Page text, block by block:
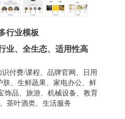
行业模板
业、全生态、适用性高
付费/课程、品牌官网、日用
肤、生鲜蔬果、家电办公、鲜
饰品、旅游、机械设备、教育
茶叶酒类、生活服务